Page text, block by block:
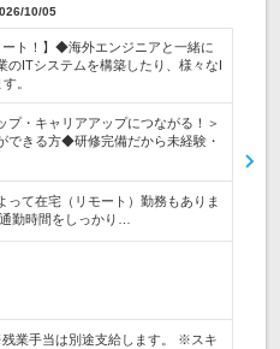
10/05
ート！】◆海外エンジニアと一緒に
のITシステムを構築したり、様々なI
。
プ・キャリアアップにつながる！＞
きる方◆研修完備だから未経験・
て在宅（リモート）勤務もありま
勤時間をしっかり…
業手当は別途支給します。 ※スキ